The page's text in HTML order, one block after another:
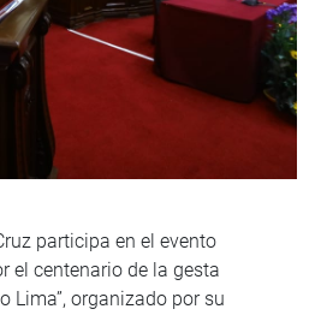
participa en el evento
el centenario de la gesta
Lima”, organizado por su